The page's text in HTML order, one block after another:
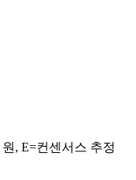
, E=컨센서스 추정